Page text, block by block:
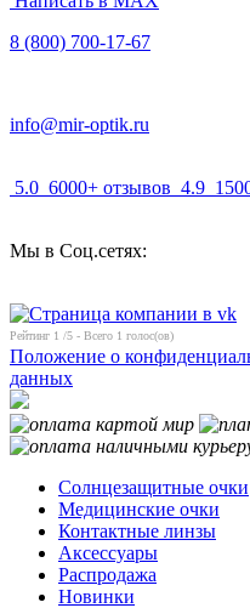
8 (800) 700-17-67
info@mir-optik.ru
5.0 6000+ отзывов 4.9
Мы в Соц.сетях:
Рейтинг 1 /5 - Всего 1 голос(ов)
Положение о
данных
Солнцезащитные очки
Медицинские очки
Контактные линзы
Аксессуары
Распродажа
Новинки